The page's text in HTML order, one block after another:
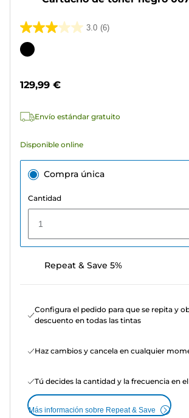
3.0 (6)
3.0
de
Cartucho
129,99 €
Envío estándar gratuito
Disponible online
Compra única
Cantidad
1
Repeat & Save 5%
Configura el pedido para que se repita y
descuento en todas las tintas
Haz cambios y cancela en cualquier
Tú decides la cantidad y la frecuencia en
Más información sobre Repeat & Save